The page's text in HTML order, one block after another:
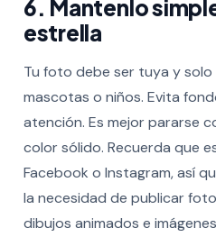
6. Mantenlo
estrella
Tu foto debe ser tuya y
mascotas o niños. Evita
atención. Es mejor pararse
color sólido. Recuerda que
Facebook o Instagram, así
la necesidad de publicar
dibujos animados e